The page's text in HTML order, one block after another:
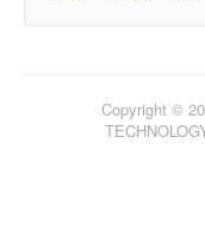
Oracle
パスワー
Copyright ©